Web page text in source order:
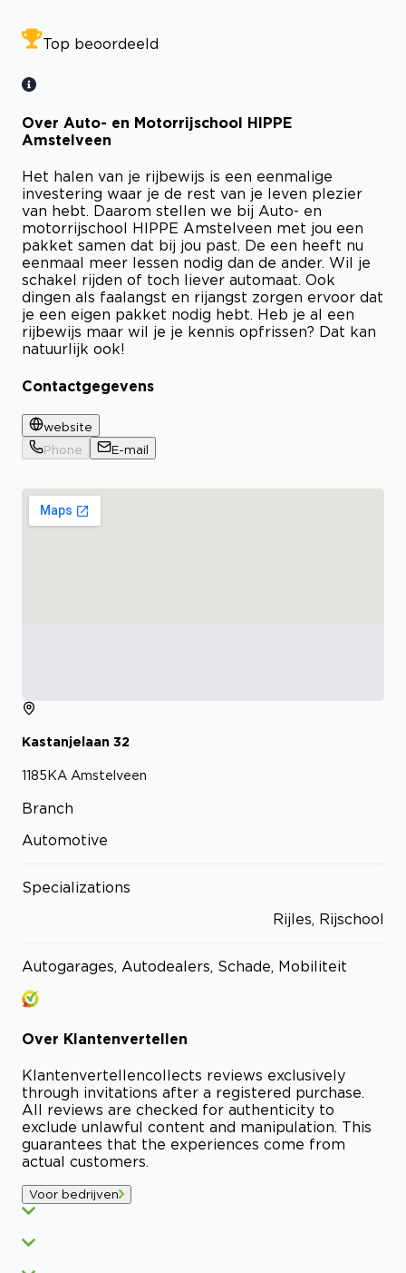
Top beoordeeld
Over Auto- en Motorrijschool HIPPE
Amstelveen
Het halen van je rijbewijs is een eenmalige
investering waar je de rest van je leven plezier
van hebt. Daarom stellen we bij Auto- en
motorrijschool HIPPE Amstelveen met jou een
pakket samen dat bij jou past. De een heeft nu
eenmaal meer lessen nodig dan de ander. Wil je
schakel rijden of toch liever automaat. Ook
dingen als faalangst en rijangst zorgen ervoor dat
je een eigen pakket nodig hebt. Heb je al een
rijbewijs maar wil je je kennis opfrissen? Dat kan
natuurlijk ook!
Contactgegevens
website
Phone
E-mail
Kastanjelaan 32
1185KA Amstelveen
Branch
Automotive
Specializations
Rijles, Rijschool
Autogarages, Autodealers, Schade, Mobiliteit
Over Klantenvertellen
Klantenvertellencollects reviews exclusively
through invitations after a registered purchase.
All reviews are checked for authenticity to
exclude unlawful content and manipulation. This
guarantees that the experiences come from
actual customers.
Voor bedrijven